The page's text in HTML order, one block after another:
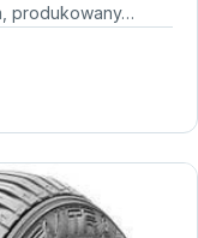
produkowany…